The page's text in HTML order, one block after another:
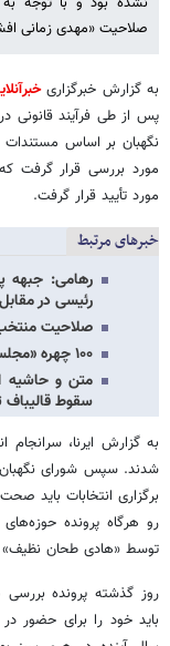
صلاحیت «مهدی زمانی
به گزارش خبرگزاری
پس از طی فرآیند قانونی
نگهبان بر اساس مستندات
مورد تأیید قرار گرفت.
خبرهای مرتبط
رهامی: جبهه
رئیسی در
صلاحیت
۱۰۰ چهره «مجلس اولی» را بشناسید +اسامی
سقوط قالیباف
شدند. سپس شورای نگهبان
برگزاری انتخابات باید
رو هرگاه پرونده
توسط «هادی طحان
روز گذشته پرونده